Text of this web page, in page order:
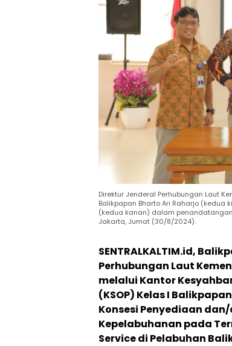
Direktur Jenderal Perhubungan Laut
Balikpapan Bharto Ari Raharjo (kedua
(kedua kanan) dalam
Jakarta, Jumat (30/8/2024).
SENTRALKALTIM.id,
Perhubungan Laut
melalui Kantor
(KSOP) Kelas I
Konsesi Penyediaan
Kepelabuhanan pada
Service di Pelabuhan